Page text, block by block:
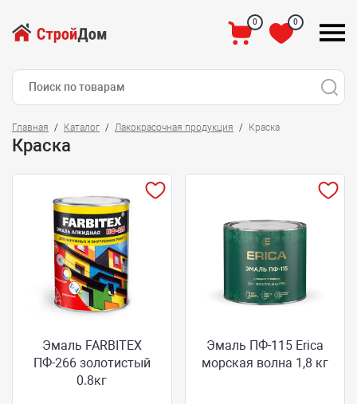
0 0
Главная Каталог Лакокрасочная продукция Краска
Краска
Эмаль FARBITEX
ПФ-266 золотистый
0.8кг
Эмаль ПФ-115 Erica
морская волна 1,8 кг